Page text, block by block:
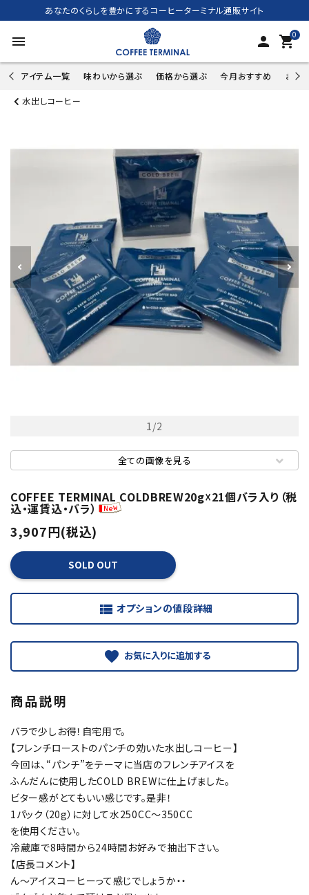
あなたのくらしを豊かにするコーヒーターミナル通販サイト
menu person 0
shopping_cart
アイテム一覧 味わいから選ぶ 価格から選ぶ 今月おすすめ お試
水出しコーヒー
1/2
全ての画像を見る
COFFEE TERMINAL COLDBREW20g☓21個バラ入り（税
込・運賃込・バラ）
3,907円(税込)
SOLD OUT
view_list オプションの値段詳細
favorite
商品説明
バラで少しお得！自宅用で。
【フレンチローストのパンチの効いた水出しコーヒー】
今回は、“パンチ”をテーマに当店のフレンチアイスを
ふんだんに使用したCOLD BREWに仕上げました。
ビター感がとてもいい感じです。是非！
1パック（20g）に対して水250CC～350CC
を使用ください。
冷蔵庫で8時間から24時間お好みで抽出下さい。
【店長コメント】
ん～アイスコーヒーって感じでしょうか・・